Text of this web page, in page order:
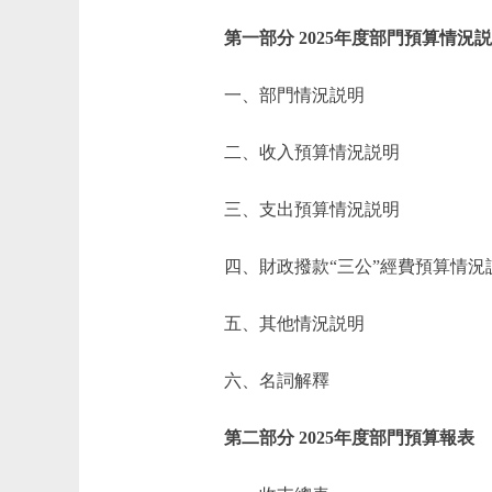
第一部分 2025年度部門預算情況
一、部門情況説明
二、收入預算情況説明
三、支出預算情況説明
四、財政撥款“三公”經費預算情況
五、其他情況説明
六、名詞解釋
第二部分 2025年度部門預算報表